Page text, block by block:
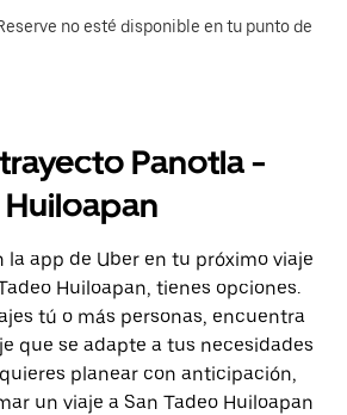
no esté disponible en tu punto de
Panotla -
la app de Uber en tu próximo viaje
Huiloapan, tienes opciones.
tú o más personas, encuentra
que se adapte a tus necesidades
planear con anticipación,
un viaje a San Tadeo Huiloapan